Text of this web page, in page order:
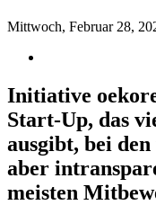
Mittwoch, Februar 28,
Initiative
Start-Up, das
ausgibt, bei
aber
meisten